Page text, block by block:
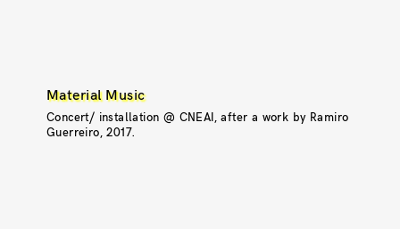
Material Music
Concert/ installation @ CNEAI, after a work by Ramiro
Guerreiro, 2017.